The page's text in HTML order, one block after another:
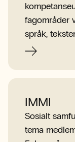
fagområder
språk,
IMMI
Sosialt
tema